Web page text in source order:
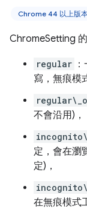
Chrome 44 以上版
ChromeSetting
regular
寫，無痕模
不會沿用)，
定，會在瀏
定)，
在無痕模式